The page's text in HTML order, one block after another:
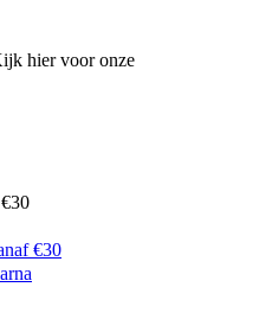
hier voor onze
€30